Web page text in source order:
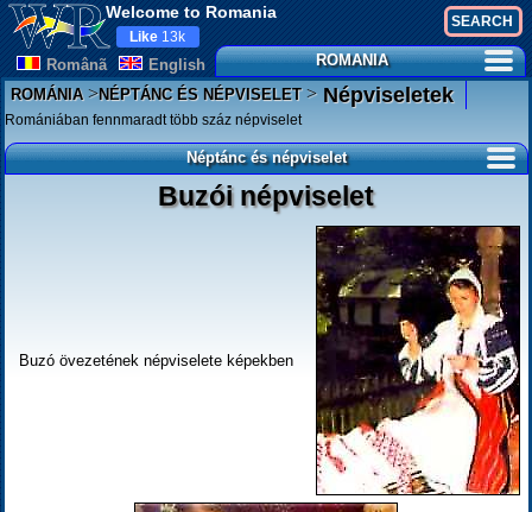
Welcome to Romania
Românã English
Like 13k
ROMANIA
ROMÁNIA>NÉPTÁNC ÉS NÉPVISELET>Népviseletek
Romániában fennmaradt több száz népviselet
Néptánc és népviselet
Buzói népviselet
Buzó övezetének népviselete képekben